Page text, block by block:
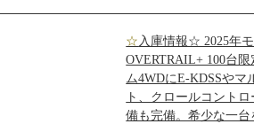
☆入庫情報☆ 2025年モデル LEXUSGX550
OVERTRAIL+ 100台
ム4WDにE-KDSSやマ
ト、クロールコント
備も完備。希少な一台